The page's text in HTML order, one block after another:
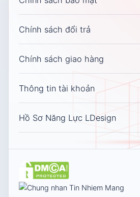
Chính sách đổi trả
Chính sách giao hàng
Thông tin tài khoản
Hồ Sơ Năng Lực LDesign